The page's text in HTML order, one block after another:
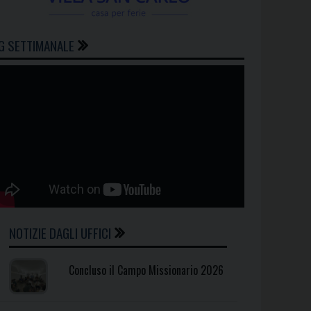
SETTIMANALE
NOTIZIE DAGLI UFFICI
Concluso il Campo Missionario 2026